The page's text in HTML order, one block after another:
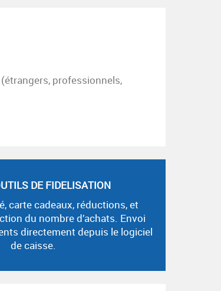
professionnels,
DE FIDELISATION
carte cadeaux, réductions, et
du nombre d’achats. Envoi
directement depuis le logiciel
de caisse.